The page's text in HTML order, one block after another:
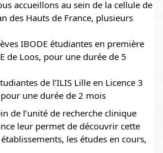
accueillons au sein de la cellule de
des Hauts de France, plusieurs
IBODE étudiantes en première
de Loos, pour une durée de 5
de l’ILIS Lille en Licence 3
une durée de 2 mois
de l’unité de recherche clinique
leur permet de découvrir cette
les études en cours,